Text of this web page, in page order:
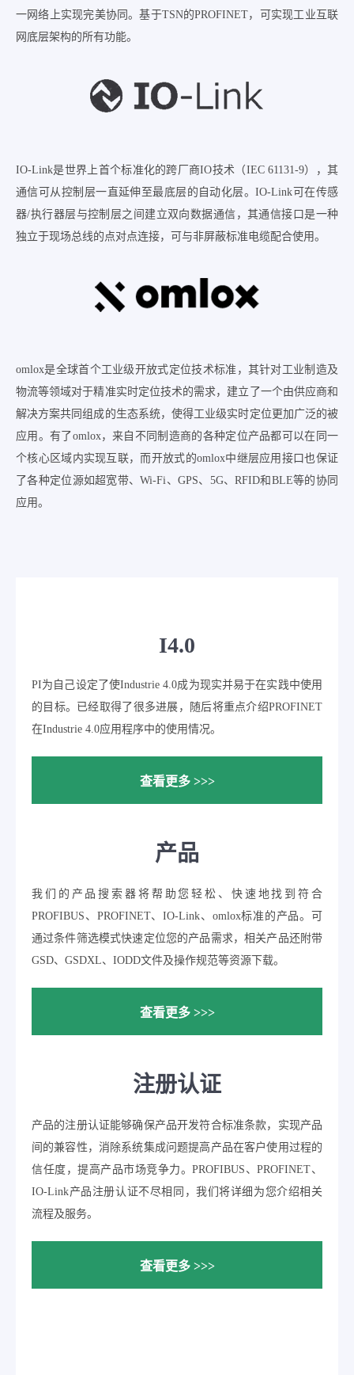
一网络上实现完美协同。基于TSN的PROFINET，可实现工业互联
网底层架构的所有功能。
IO-Link是世界上首个标准化的跨厂商IO技术（IEC 61131-9），其
通信可从控制层一直延伸至最底层的自动化层。IO-Link可在传感
器/执行器层与控制层之间建立双向数据通信，其通信接口是一种
独立于现场总线的点对点连接，可与非屏蔽标准电缆配合使用。
omlox是全球首个工业级开放式定位技术标准，其针对工业制造及
物流等领域对于精准实时定位技术的需求，建立了一个由供应商和
解决方案共同组成的生态系统，使得工业级实时定位更加广泛的被
应用。有了omlox，来自不同制造商的各种定位产品都可以在同一
个核心区域内实现互联，而开放式的omlox中继层应用接口也保证
了各种定位源如超宽带、Wi-Fi、GPS、5G、RFID和BLE等的协同
应用。
I4.0
PI为自己设定了使Industrie 4.0成为现实并易于在实践中使用
的目标。已经取得了很多进展，随后将重点介绍PROFINET
在Industrie 4.0应用程序中的使用情况。
查看更多 >>>
产品
我们的产品搜索器将帮助您轻松、快速地找到符合
PROFIBUS、PROFINET、IO-Link、omlox标准的产品。可
通过条件筛选模式快速定位您的产品需求，相关产品还附带
GSD、GSDXL、IODD文件及操作规范等资源下载。
查看更多 >>>
注册认证
产品的注册认证能够确保产品开发符合标准条款，实现产品
间的兼容性，消除系统集成问题提高产品在客户使用过程的
信任度，提高产品市场竞争力。PROFIBUS、PROFINET、
IO-Link产品注册认证不尽相同，我们将详细为您介绍相关
流程及服务。
查看更多 >>>